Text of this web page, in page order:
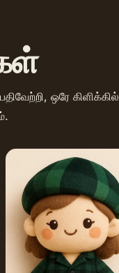
ஒரே கிளிக்கில்